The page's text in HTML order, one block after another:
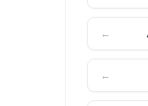
←
←